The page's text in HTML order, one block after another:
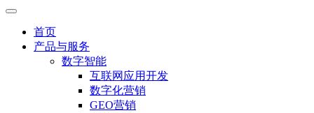
首页
产品与服务
数字智能
互联网应用开发
数字化营销
GEO营销